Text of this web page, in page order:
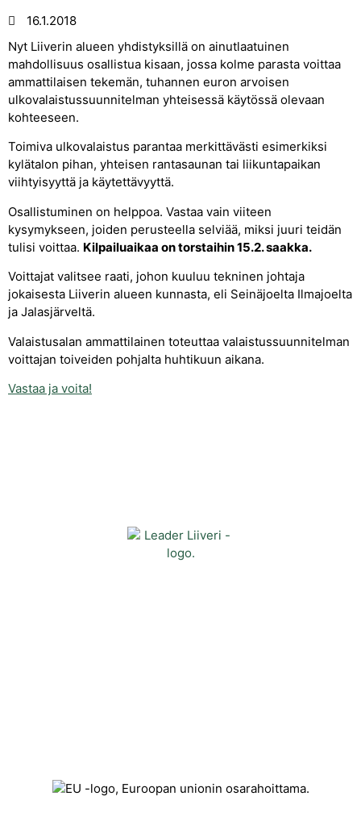
16.1.2018
Nyt Liiverin alueen yhdistyksillä on ainutlaatuinen
mahdollisuus osallistua kisaan, jossa kolme parasta voittaa
ammattilaisen tekemän, tuhannen euron arvoisen
ulkovalaistussuunnitelman yhteisessä käytössä olevaan
kohteeseen.
Toimiva ulkovalaistus parantaa merkittävästi esimerkiksi
kylätalon pihan, yhteisen rantasaunan tai liikuntapaikan
viihtyisyyttä ja käytettävyyttä.
Osallistuminen on helppoa. Vastaa vain viiteen
kysymykseen, joiden perusteella selviää, miksi juuri teidän
tulisi voittaa. Kilpailuaikaa on torstaihin 15.2. saakka.
Voittajat valitsee raati, johon kuuluu tekninen johtaja
jokaisesta Liiverin alueen kunnasta, eli Seinäjoelta Ilmajoelta
ja Jalasjärveltä.
Valaistusalan ammattilainen toteuttaa valaistussuunnitelman
voittajan toiveiden pohjalta huhtikuun aikana.
Vastaa ja voita!